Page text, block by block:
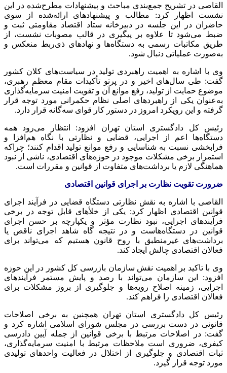
القاصی در تشریح جمع‌بندی مباحث و پیشنهادات مطرح‌شده در این
نشست اظهار کرد: مطالب و پیشنهادهای ارائه‌شده از سوی
حاضران در این جلسه در دبیرخانه ستاد اقتصاد مقاومتی ثبت و
ضبط می‌شود تا علاوه بر پیگیری در قالب مصوبات نشست، از
طریق مکاتبات رسمی به دستگاه‌ها و نهادهای ذی‌ربط منعکس و
به‌صورت عملیاتی دنبال شود.
وی با اشاره به اهمیت راهبردی تولید در سیاست‌های کلان کشور
گفت: طی سال‌های اخیر و در پرتو تأکیدات مقام معظم رهبری،
موضوع حمایت از تولید، رفع موانع آن و تقویت امنیت سرمایه‌گذاری
به‌عنوان یکی از راهبردهای اصلی نظام حکمرانی مورد توجه قرار
گرفته و این رویکرد امروز در دستور کار قوای سه‌گانه قرار دارد.
رئیس کل دادگستری استان تهران افزود: انتظار می‌رود همه
دستگاه‌ها اعم از اجرایی، قضایی و نظارتی با نگاه هم‌افزا و
فرابخشی نسبت به شناسایی و رفع موانع تولید اقدام کنند؛ چراکه
استمرار برخی مشکلات موجود در حوزه‌های اقتصادی، ناشی از نبود
هماهنگی لازم یا برداشت‌های متفاوت از قوانین و مقررات است.
ضرورت تقویت نظارت بر اجرای قوانین اقتصادی
القاصی با اشاره به نقش نظارتی دستگاه قضایی در فرآیند اجرای
قوانین اقتصادی اظهار کرد: یکی از خلأ‌های قابل توجه در برخی
فرآیندهای اجرایی، نبود نظارت مؤثر و یکپارچه بر حسن اجرای
قوانین در دستگاه‌هاست و در نتیجه گاه شاهد اجرای ناقص یا
برداشت‌های غیرمنطبق با روح قانون هستیم که می‌تواند برای
فعالان اقتصادی چالش ایجاد کند.
وی با تاکید بر اهمیت نقش سازمان بازرسی کل کشور در این حوزه
افزود: این سازمان می‌تواند با رصد و پایش مستمر فرآیندهای
اجرایی، زمینه اصلاح رویه‌ها و جلوگیری از بروز مشکلات برای
فعالان اقتصادی را فراهم کند.
رئیس کل دادگستری استان تهران همچنین به برخی اصلاحات
قانونی در دست بررسی در مجلس شورای اسلامی اشاره کرد و
گفت: در اصلاحات مرتبط با برخی قوانین از جمله آیین دادرسی
کیفری، ضروری است ملاحظات مرتبط با امنیت سرمایه‌گذاری،
ثبات اقتصادی و جلوگیری از اختلال در فعالیت واحدهای تولیدی
مورد توجه قرار گیرد.